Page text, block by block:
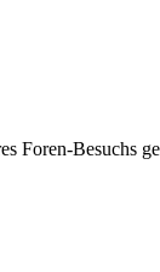
Foren-Besuchs